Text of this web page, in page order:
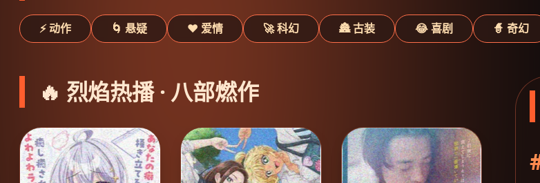
⚡ 动作 🌀 悬疑 ❤️ 爱情 🚀 科幻 🏯 古装 😂 喜剧 🧙 奇幻
🔥 烈焰热播 · 八部燃作